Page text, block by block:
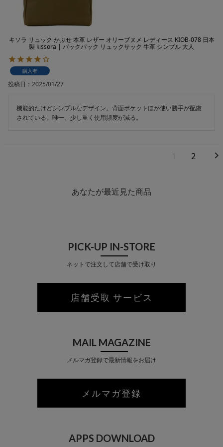
キソラ リュック かぶせ 本革 レザー オリーブヌメ レディース KIOB-078 日本
製 kissora | バックパック リュックサック 牛革 シンプル 大人
購入者
投稿日 2025/01/27
機能的たけどシンプルなデザイン。背面ポケットほか使い勝手が配慮
されている。唯一、少し重く使用頻度が減る。
2
あなたが最近見た商品
PICK-UP IN-STORE
ネットで注文して店舗で受け取り
店舗受取 サービス
MAIL MAGAZINE
メルマガ登録で最新情報をお届け
メルマガ登録
APPS DOWNLOAD